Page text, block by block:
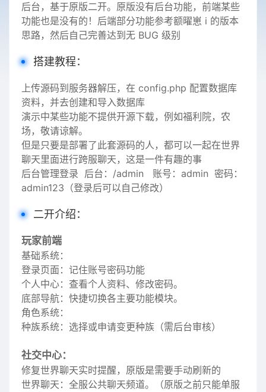
后台，基于原版二开。原版没有后台功能，前端某些
功能也是没有的！后端部分功能参考额曜崽 i 的版本
思路，然后自己完善达到无 BUG 级别
搭建教程：
上传源码到服务器解压，在 config.php 配置数据库
资料，并去创建和导入数据库
演示中某些功能不提供开源下载，例如福利院，农
场，敬请谅解。
但是只要是部署了此套源码的人，都可以一起在世界
聊天里面进行跨服聊天，这是一件有趣的事
后台管理登录 后台：/admin 账号：admin 密码：
admin123（登录后可以自己修改）
二开介绍：
玩家前端
基础系统：
登录页面：记住账号密码功能
个人中心：查看个人资料、修改密码。
底部导航：快捷切换各主要功能模块。
角色系统：
种族系统：选择或申请变更种族（需后台审核）
社交中心：
修复世界聊天实时提醒，原版是需要手动刷新的
世界聊天：全服公共聊天频道。（原版之前只能单服